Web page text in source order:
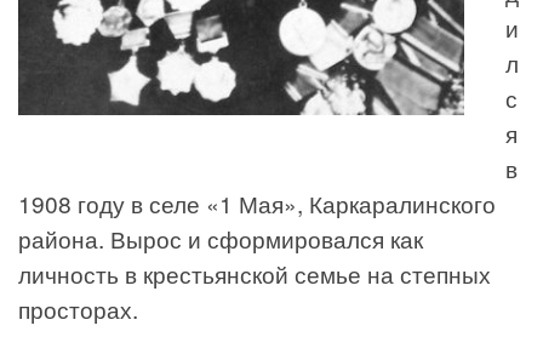
и
л
с
я
в
1908 году в селе «1 Мая», Каркаралинского
района. Вырос и сформировался как
личность в крестьянской семье на степных
просторах.